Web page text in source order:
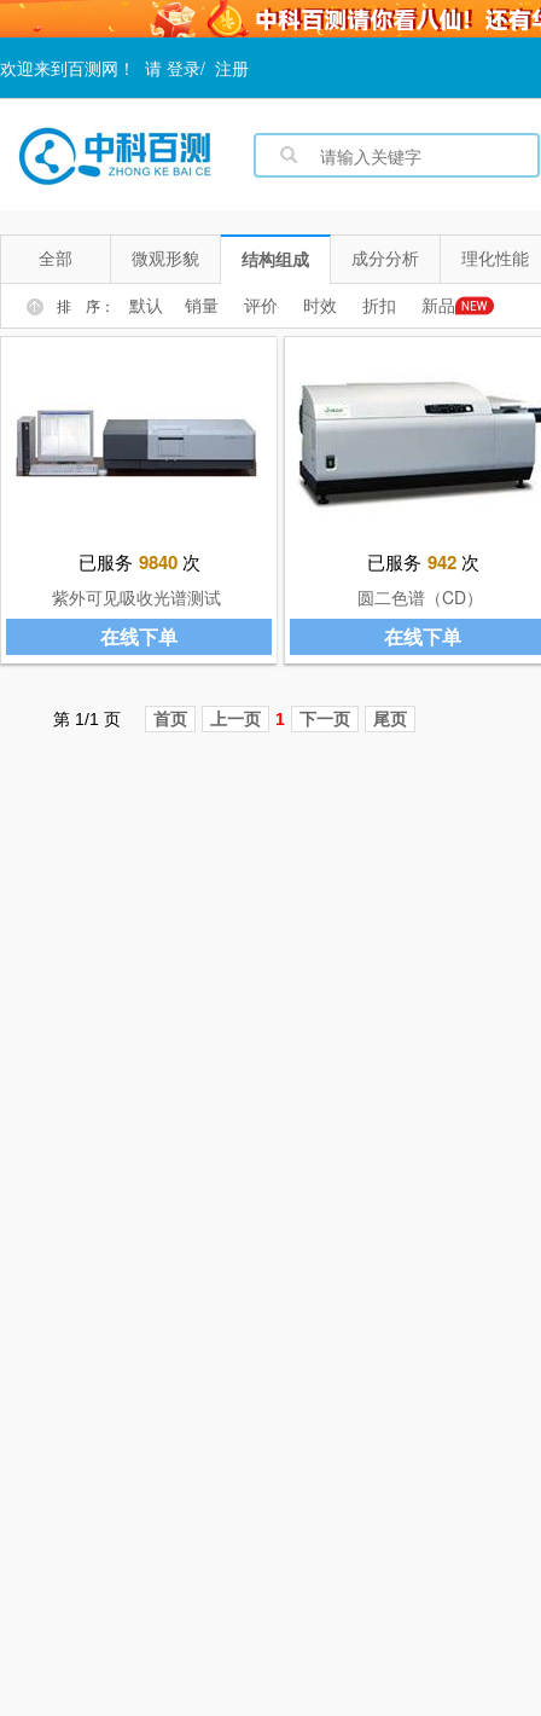
欢迎来到百测网！ 请 登录/ 注册
全部 微观形貌 结构组成 成分分析 理化性能
排 序： 默认 销量 评价 时效 折扣 新品
已服务 9840次
紫外可见吸收光谱测试
在线下单
已服务 942次
圆二色谱（CD）
在线下单
第 1/1 页 首页 上一页 1 下一页 尾页